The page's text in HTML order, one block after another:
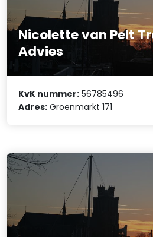
Nicolette van Pelt
Advies
KvK nummer: 56785496
Adres: Groenmarkt 171